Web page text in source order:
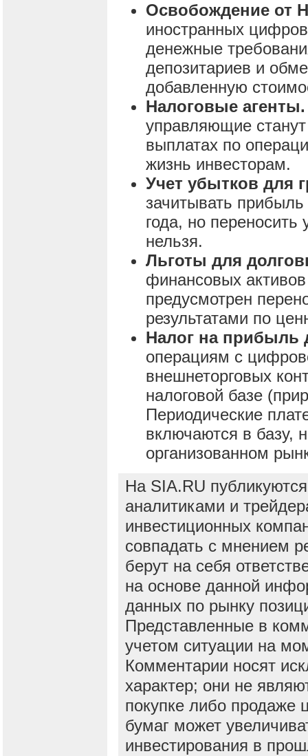
Освобождение от
иностранных
денежные
депозитариев и
добавленную
Налоговые агенты.
управляющие
выплатах по
жизнь инвесторам.
Учет убытков для
зачитывать прибыль
года, но
нельзя.
Льготы для
финансовых
предусмотрен
результатами по
Налог на прибыль
операциям с
внешнеторговых
налоговой базе
Периодические
включаются в базу,
организованном
На SIA.RU
аналитиками и
инвестиционных
совпадать с мнением
берут на себя
на основе данной
данных по рынку
Представленные в
учетом ситуации на
Комментарии носят
характер; они не
покупке либо продаже
бумаг может
инвестирования в